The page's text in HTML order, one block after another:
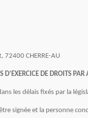
72400 CHERRE-AU
DE DROITS
les délais fixés par la
signée et la personne